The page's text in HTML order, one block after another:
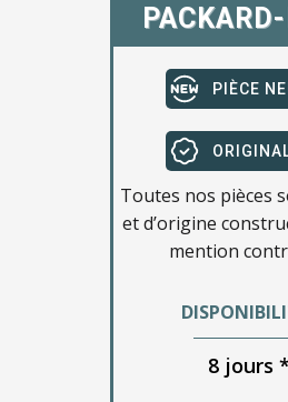
PIÈCE
Toutes nos pièces
et d’origine
mention
8 jours *